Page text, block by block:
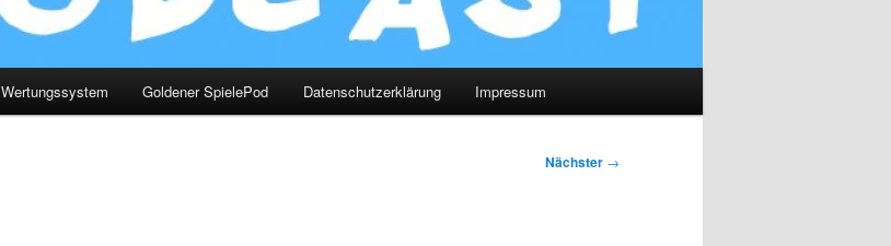
Wertungssystem Goldener SpielePod Datenschutzerklärung Impressum
Nächster →